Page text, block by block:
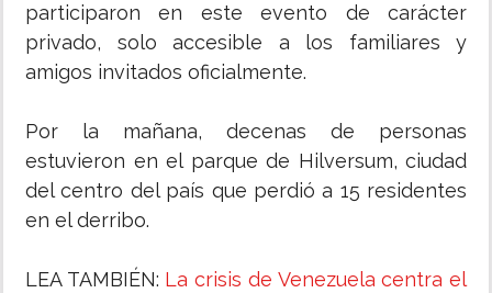
participaron en este evento de carácter
privado, solo accesible a los familiares y
amigos invitados oficialmente.
Por la mañana, decenas de personas
estuvieron en el parque de Hilversum, ciudad
del centro del país que perdió a 15 residentes
en el derribo.
LEA TAMBIÉN: La crisis de Venezuela centra el